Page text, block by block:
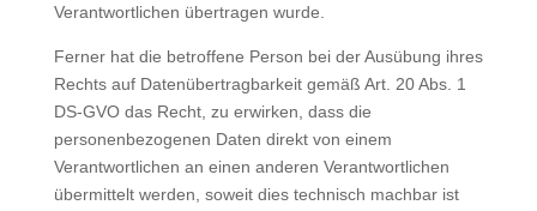
Verantwortlichen übertragen wurde.
Ferner hat die betroffene Person bei der Ausübung ihres
Rechts auf Datenübertragbarkeit gemäß Art. 20 Abs. 1
DS-GVO das Recht, zu erwirken, dass die
personenbezogenen Daten direkt von einem
Verantwortlichen an einen anderen Verantwortlichen
übermittelt werden, soweit dies technisch machbar ist